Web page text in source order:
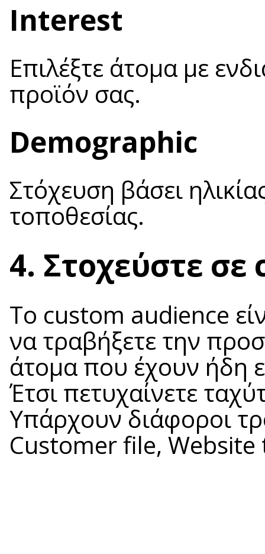
Interest
Επιλέξτε άτομα με
προϊόν σας.
Demographic
Στόχευση βάσει
τοποθεσίας.
4. Στοχεύστε
Το custom audience
να τραβήξετε την
άτομα που έχουν ήδη
Έτσι πετυχαίνετε
Υπάρχουν διάφοροι
Customer file,